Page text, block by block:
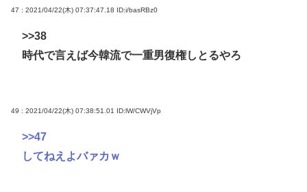
47 : 2021/04/22(木) 07:37:47.18 ID:i/basRBz0
>>38
時代で言えば今韓流で一重男復権しとるやろ
49 : 2021/04/22(木) 07:38:51.01 ID:lW/CWVjVp
>>47
してねえよバァカｗ